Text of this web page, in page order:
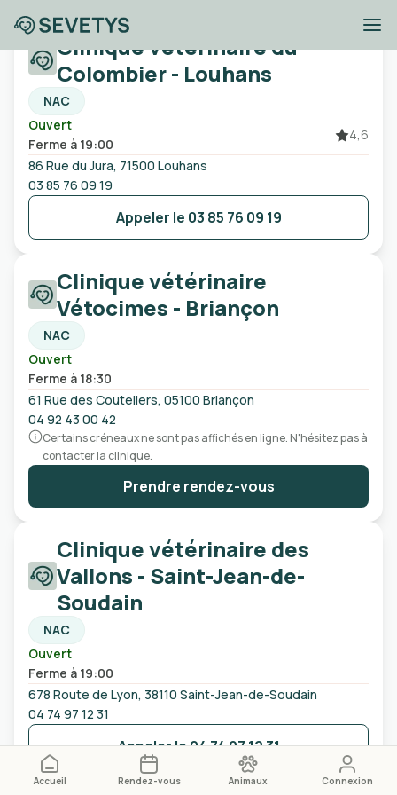
Accueil Rendez-vous Animaux Connexion
Cliniques vétérinaires
Ville, code postal, etc
Ouvert
Clinique vétérinaire du
Colombier - Louhans
NAC
Ouvert
Ferme à 19:00
4,6
86 Rue du Jura, 71500 Louhans
03 85 76 09 19
Appeler le 03 85 76 09 19
Clinique vétérinaire
Vétocimes - Briançon
NAC
Ouvert
Ferme à 18:30
61 Rue des Couteliers, 05100 Briançon
04 92 43 00 42
Certains créneaux ne sont pas affichés en ligne. N'hésitez pas à
contacter la clinique.
Prendre rendez-vous
Clinique vétérinaire des
Vallons - Saint-Jean-de-
Soudain
NAC
Ouvert
Ferme à 19:00
678 Route de Lyon, 38110 Saint-Jean-de-Soudain
04 74 97 12 31
Appeler le04 74 97 12 31